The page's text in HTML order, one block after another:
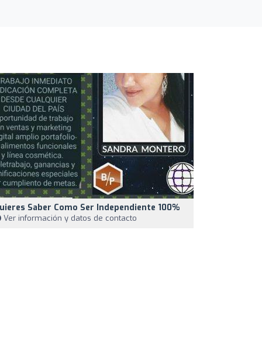
Saber Como Ser Independiente 100%
Ver información y datos de contacto